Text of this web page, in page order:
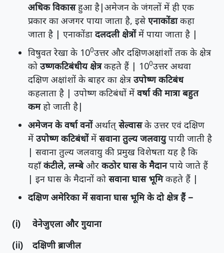
अधिक विकासहुआ है|अमेजन के जंगलों में ही एक
प्रकार का अजगर पाया जाता है, इसेएनाकोंडाकहा
जाता है | एनाकोंडा दलदली क्षेत्रोंमें पाया जाता है |
विषुवत रेखा के 100उत्तर और दक्षिणअक्षांशों तक के क्षेत्र
को उष्णकटिबंधीय क्षेत्रकहते हैं | 100उत्तर अथवा
दक्षिण अक्षांशों के बाहर का क्षेत्रउपोष्ण कटिबंध
कहलाता है | उपोष्ण कटिबंधों में वर्षा की मात्रा बहुत
कमहो जाती है|
अमेजन के वर्षा वनोंअर्थात् सेल्वासके उत्तर एवं दक्षिण
में उपोष्ण कटिबंधोंमें सवाना तुल्य जलवायुपायी जाती है
| सवाना तुल्य जलवायु की प्रमुख विशेषता यह है कि
यहाँकंटीले, लम्बेऔर कठोर घास के मैदानपाये जाते हैं
| इन घास के मैदानों को सवाना घास भूमिकहते हैं |
दक्षिण अमेरिका में सवाना घास भूमि के दो क्षेत्र हैं –
(i) वेनेजुएला और गुयाना
(ii) दक्षिणी ब्राजील